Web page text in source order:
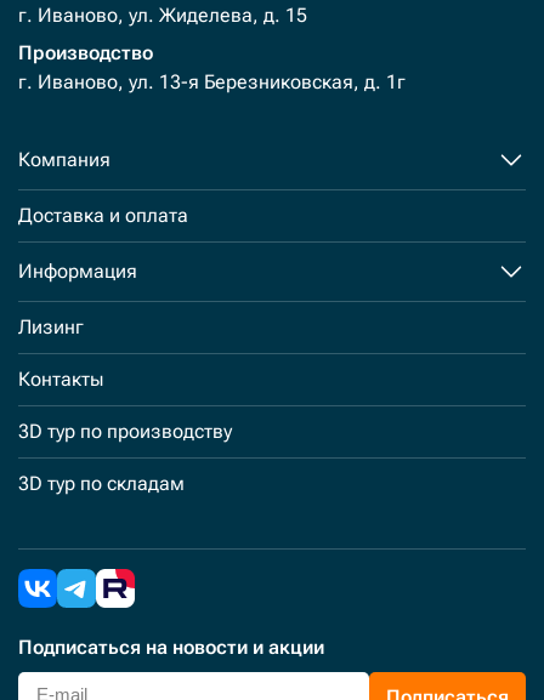
г. Иваново, ул. Жиделева, д. 15
Производство
г. Иваново, ул. 13-я Березниковская, д. 1г
Компания
Доставка и оплата
Информация
Лизинг
Контакты
3D тур по производству
3D тур по складам
Подписаться на новости и акции